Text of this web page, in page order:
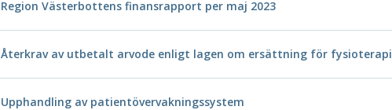
Region Västerbottens finansrapport per maj 2023
Återkrav av utbetalt arvode enligt lagen om ersättning för fysioterapi
Upphandling av patientövervakningssystem